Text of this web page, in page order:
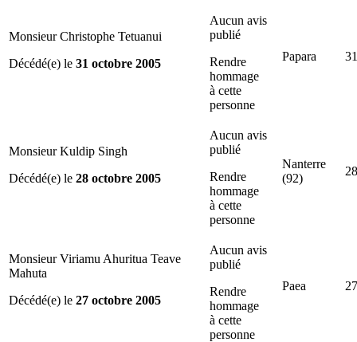
Monsieur Christophe Tetuanui
Décédé(e) le 31 octobre 2005
Aucun avis
publié
Rendre
hommage
à cette
personne
Papara
Monsieur Kuldip Singh
Décédé(e) le 28 octobre 2005
Aucun avis
publié
Rendre
hommage
à cette
personne
Nanterre
(92)
Monsieur Viriamu Ahuritua Teave
Mahuta
Décédé(e) le 27 octobre 2005
Aucun avis
publié
Rendre
hommage
à cette
personne
Paea